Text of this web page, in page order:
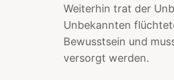
Weiterhin trat der
Unbekannten
Bewusstsein und
versorgt werden.